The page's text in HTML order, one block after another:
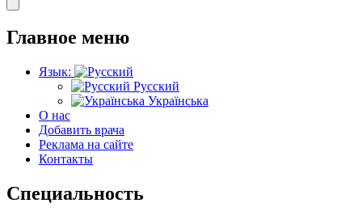
Главное меню
Язык:
Русский
Українська
О нас
Добавить врача
Реклама на сайте
Контакты
Специальность